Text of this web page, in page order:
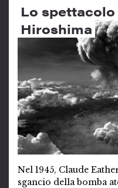
Lo
Hiroshima
Nel 1945, Claude
sgancio della bomba